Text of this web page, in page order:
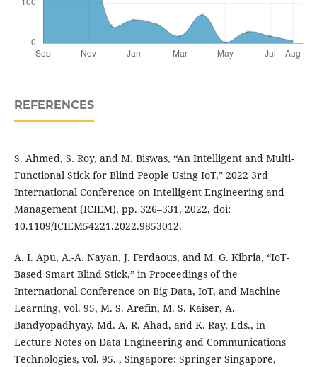
REFERENCES
S. Ahmed, S. Roy, and M. Biswas, “An Intelligent and Multi-
Functional Stick for Blind People Using IoT,” 2022 3rd
International Conference on Intelligent Engineering and
Management (ICIEM), pp. 326–331, 2022, doi:
10.1109/ICIEM54221.2022.9853012.
A. I. Apu, A.-A. Nayan, J. Ferdaous, and M. G. Kibria, “IoT-
Based Smart Blind Stick,” in Proceedings of the
International Conference on Big Data, IoT, and Machine
Learning, vol. 95, M. S. Arefin, M. S. Kaiser, A.
Bandyopadhyay, Md. A. R. Ahad, and K. Ray, Eds., in
Lecture Notes on Data Engineering and Communications
Technologies, vol. 95. , Singapore: Springer Singapore,